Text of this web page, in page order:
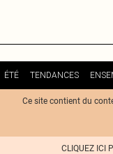
ÉTÉ TENDANCES
Ce site contient du
CLIQUEZ ICI